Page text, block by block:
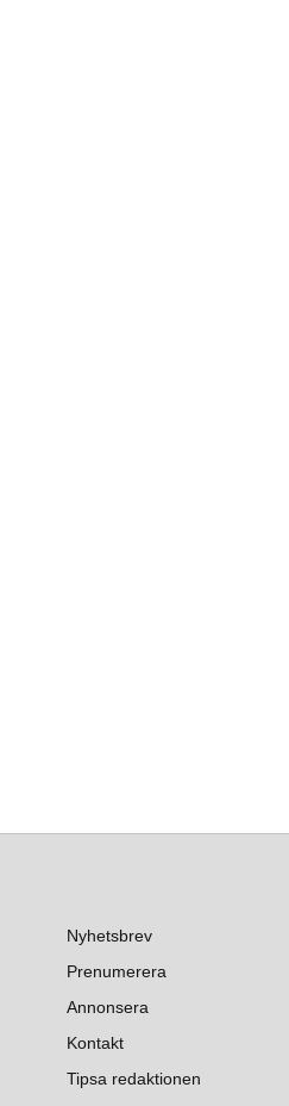
Nyhetsbrev
Prenumerera
Annonsera
Kontakt
Tipsa redaktionen